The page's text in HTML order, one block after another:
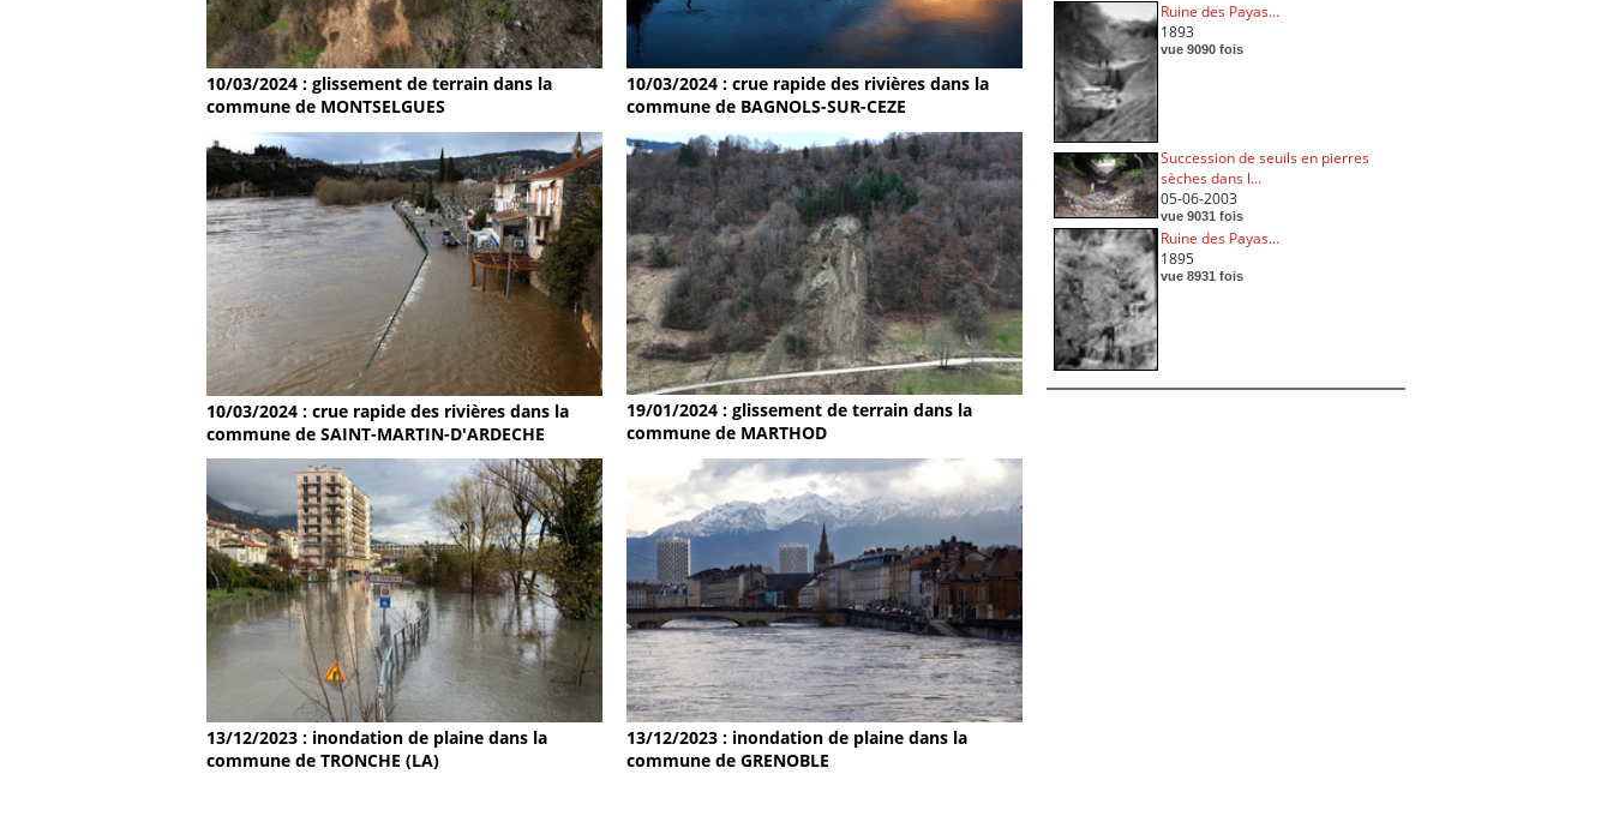
10/03/2024 : glissement de terrain dans la
commune de MONTSELGUES
10/03/2024 : crue rapide des rivières dans la
commune de BAGNOLS-SUR-CEZE
10/03/2024 : crue rapide des rivières dans la
commune de SAINT-MARTIN-D'ARDECHE
19/01/2024 : glissement de terrain dans la
commune de MARTHOD
13/12/2023 : inondation de plaine dans la
commune de TRONCHE (LA)
13/12/2023 : inondation de plaine dans la
commune de GRENOBLE
Ruine des Payas...
1893
vue 9090 fois
Succession de seuils en pierres
sèches dans l...
05-06-2003
vue 9031 fois
Ruine des Payas...
1895
vue 8931 fois